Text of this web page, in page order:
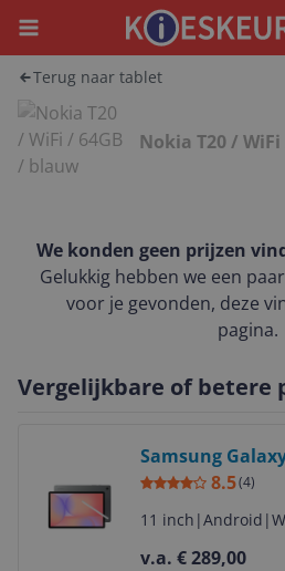
Menu
Terug naar tablet
Nokia T20 /
We konden geen prijzen
Gelukkig hebben we een
voor je gevonden, deze
pagina.
Vergelijkbare of betere
Samsung
/ 128GB / Grijs
8.5(4)
11 inch |Android |
v.a. € 289,00